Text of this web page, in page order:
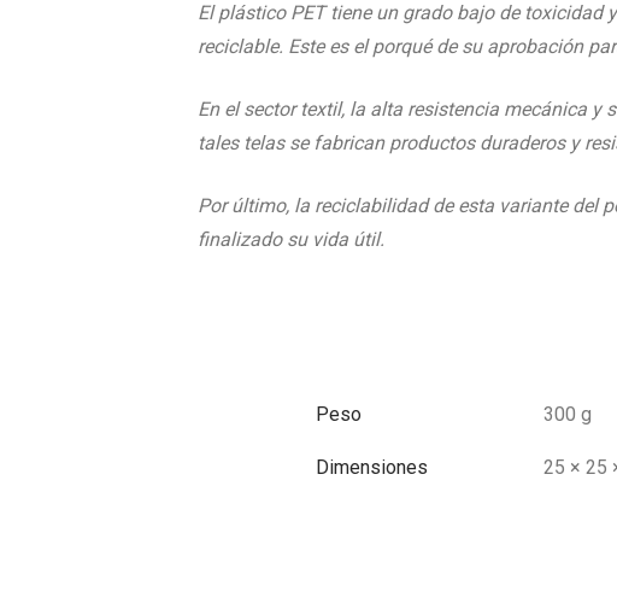
El plástico PET tiene un grado bajo de toxicidad
reciclable. Este es el porqué de su aprobación
En el sector textil, la alta resistencia mecánica
tales telas se fabrican productos duraderos y
Por último, la reciclabilidad de esta variante del
finalizado su vida útil.
Peso 300 g
Dimensiones 25 × 25